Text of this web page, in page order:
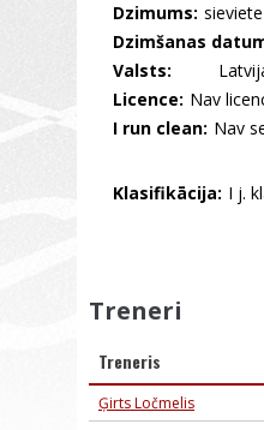
Dzimums: sieviete
Dzimšanas
Valsts:
🇱🇻
Licence: Nav
I run clean: Nav
Klasifikācija: I j.
Treneri
Treneris
Ģirts Ločmelis